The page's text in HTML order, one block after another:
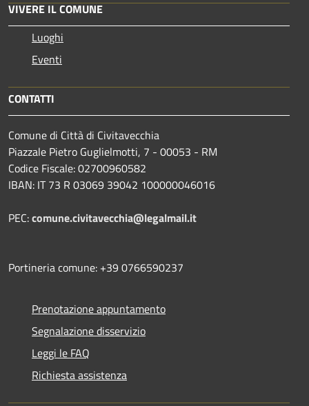
VIVERE IL COMUNE
Luoghi
Eventi
CONTATTI
Comune di Città di Civitavecchia
Piazzale Pietro Guglielmotti, 7 - 00053 - RM
Codice Fiscale: 02700960582
IBAN: IT 73 R 03069 39042 100000046016
PEC:comune.civitavecchia@legalmail.it
Portineria comune: +39 0766590237
Prenotazione appuntamento
Segnalazione disservizio
Leggi le FAQ
Richiesta assistenza